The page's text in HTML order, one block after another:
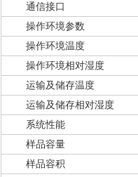
通信接口
操作环境参数
操作环境温度
操作环境相对湿度
运输及储存温度
运输及储存相对湿度
系统性能
样品容量
样品容积